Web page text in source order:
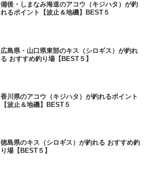
備後・しまなみ海道のアコウ（キジハタ）が釣
れるポイント【波止＆地磯】BEST５
広島県・山口県東部のキス（シロギス）が釣れ
る おすすめ釣り場【BEST５】
香川県のアコウ（キジハタ）が釣れるポイント
【波止＆地磯】BEST５
徳島県のキス（シロギス）が釣れる おすすめ釣
り場【BEST５】